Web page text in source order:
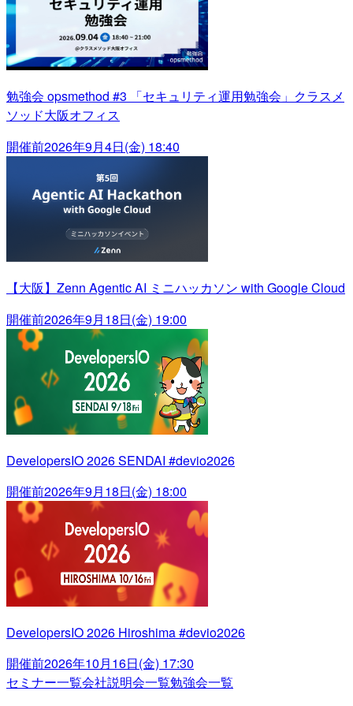
勉強会 opsmethod #3 「セキュリティ運用勉強会」クラスメ
ソッド大阪オフィス
開催前2026年9月4日(金) 18:40
【大阪】Zenn Agentic AI ミニハッカソン with Google Cloud
開催前2026年9月18日(金) 19:00
DevelopersIO 2026 SENDAI #devio2026
開催前2026年9月18日(金) 18:00
DevelopersIO 2026 Hiroshima #devio2026
開催前2026年10月16日(金) 17:30
セミナー一覧会社説明会一覧勉強会一覧